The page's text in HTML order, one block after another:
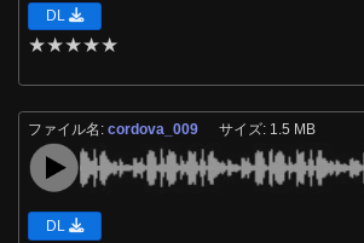
DL
★★★★★
ファイル名:cordova_009 サイズ: 1.5 MB
DL